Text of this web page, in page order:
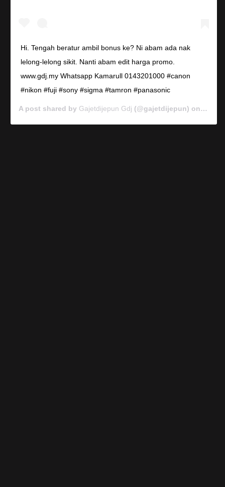
Hi. Tengah beratur ambil bonus ke? Ni abam ada nak
lelong-lelong sikit. Nanti abam edit harga promo.
www.gdj.my Whatsapp Kamarull 0143201000 #canon
#nikon #fuji #sony #sigma #tamron #panasonic
A post shared by Gajetdijepun Gdj (@gajetdijepun) on Jan 7,